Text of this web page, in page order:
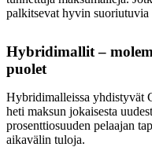
palkitsevat hyvin suoriutuvia
Hybridimallit –
puolet
Hybridimalleissa yhdistyvät
heti maksun jokaisesta
prosenttiosuuden pelaajan
aikavälin tuloja.